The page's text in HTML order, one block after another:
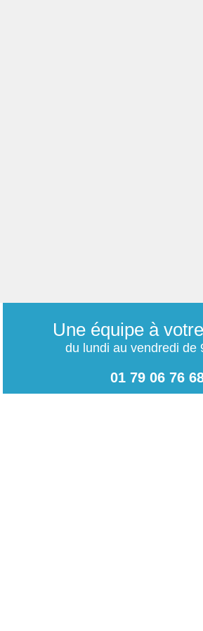
Une équipe à
du lundi au vendredi de
01 79 06 76